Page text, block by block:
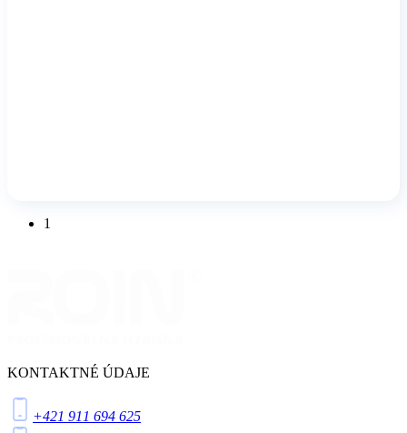
1
KONTAKTNÉ ÚDAJE
+421 911 694 625